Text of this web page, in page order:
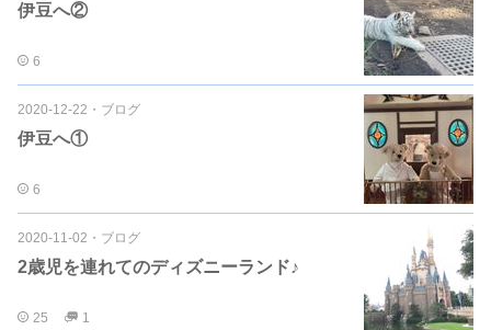
伊豆へ②
6
2020-12-22 ・ ブログ
伊豆へ①
6
2020-11-02 ・ ブログ
2歳児を連れてのディズニーランド♪
25 1